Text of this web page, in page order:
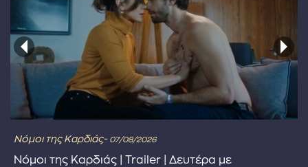
Νόμοι της Καρδιάς- 07/08/2026
Νόμοι της Καρδιάς | Trailer | Δευτέρα με